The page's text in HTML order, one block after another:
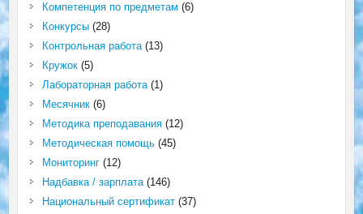
Компетенция по предметам (6)
Конкурсы(28)
Контрольная работа(13)
Кружок(5)
Лабораторная работа(1)
Месячник(6)
Методика преподавания(12)
Методическая помощь(45)
Мониторинг(12)
Надбавка / зарплата(146)
Национальный сертификат(37)